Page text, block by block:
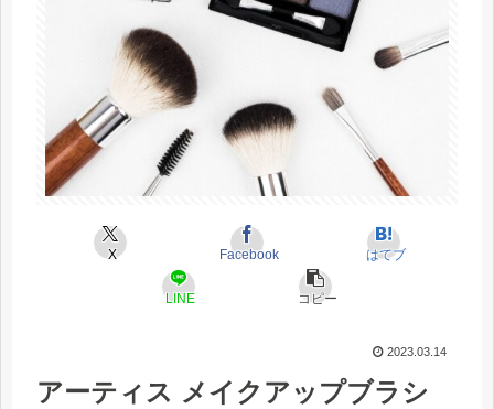
X Facebook はてブ
LINE コピー
2023.03.14
アーティス メイクアップブラシ